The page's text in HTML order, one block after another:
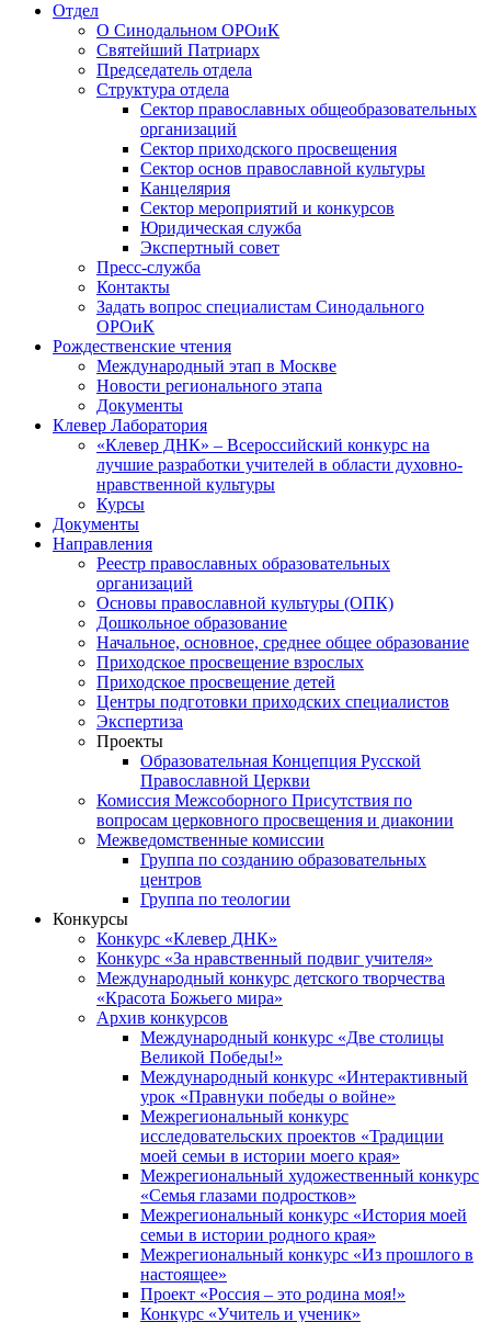
Отдел
О Синодальном ОРОиК
Святейший Патриарх
Председатель отдела
Структура отдела
Сектор православных общеобразовательных
организаций
Сектор приходского просвещения
Сектор основ православной культуры
Канцелярия
Сектор мероприятий и конкурсов
Юридическая служба
Экспертный совет
Пресс-служба
Контакты
Задать вопрос специалистам Синодального
ОРОиК
Рождественские чтения
Международный этап в Москве
Новости регионального этапа
Документы
Клевер Лаборатория
«Клевер ДНК» – Всероссийский конкурс на
лучшие разработки учителей в области духовно-
нравственной культуры
Курсы
Документы
Направления
Реестр православных образовательных
организаций
Основы православной культуры (ОПК)
Дошкольное образование
Начальное, основное, среднее общее образование
Приходское просвещение взрослых
Приходское просвещение детей
Центры подготовки приходских специалистов
Экспертиза
Проекты
Образовательная Концепция Русской
Православной Церкви
Комиссия Межсоборного Присутствия по
вопросам церковного просвещения и диаконии
Межведомственные комиссии
Группа по созданию образовательных
центров
Группа по теологии
Конкурсы
Конкурс «Клевер ДНК»
Конкурс «За нравственный подвиг учителя»
Международный конкурс детского творчества
«Красота Божьего мира»
Архив конкурсов
Международный конкурс «Две столицы
Великой Победы!»
Международный конкурс «Интерактивный
урок «Правнуки победы о войне»
Межрегиональный конкурс
исследовательских проектов «Традиции
моей семьи в истории моего края»
Межрегиональный художественный конкурс
«Семья глазами подростков»
Межрегиональный конкурс «История моей
семьи в истории родного края»
Межрегиональный конкурс «Из прошлого в
настоящее»
Проект «Россия – это родина моя!»
Конкурс «Учитель и ученик»